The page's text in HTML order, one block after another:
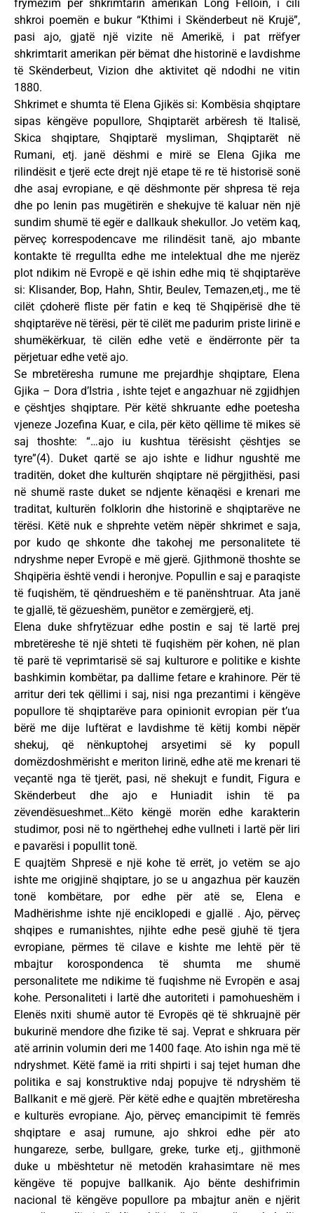
frymëzim për shkrimtarin amerikan Long Felloin, i cili
shkroi poemën e bukur “Kthimi i Skënderbeut në Krujë”,
pasi ajo, gjatë një vizite në Amerikë, i pat rrëfyer
shkrimtarit amerikan për bëmat dhe historinë e lavdishme
të Skënderbeut, Vizion dhe aktivitet që ndodhi ne vitin
1880.
Shkrimet e shumta të Elena Gjikës si: Kombësia shqiptare
sipas këngëve popullore, Shqiptarët arbëresh të Italisë,
Skica shqiptare, Shqiptarë mysliman, Shqiptarët në
Rumani, etj. janë dëshmi e mirë se Elena Gjika me
rilindësit e tjerë ecte drejt një etape të re të historisë sonë
dhe asaj evropiane, e që dëshmonte për shpresa të reja
dhe po lenin pas mugëtirën e shekujve të kaluar nën një
sundim shumë të egër e dallkauk shekullor. Jo vetëm kaq,
përveç korrespodencave me rilindësit tanë, ajo mbante
kontakte të rregullta edhe me intelektual dhe me njerëz
plot ndikim në Evropë e që ishin edhe miq të shqiptarëve
si: Klisander, Bop, Hahn, Shtir, Beulev, Temazen,etj., me të
cilët çdoherë fliste për fatin e keq të Shqipërisë dhe të
shqiptarëve në tërësi, për të cilët me padurim priste lirinë e
shumëkërkuar, të cilën edhe vetë e ëndërronte për ta
përjetuar edhe vetë ajo.
Se mbretëresha rumune me prejardhje shqiptare, Elena
Gjika – Dora d’Istria , ishte tejet e angazhuar në zgjidhjen
e çështjes shqiptare. Për këtë shkruante edhe poetesha
vjeneze Jozefina Kuar, e cila, për këto qëllime të mikes së
saj thoshte: “…ajo iu kushtua tërësisht çështjes se
tyre”(4). Duket qartë se ajo ishte e lidhur ngushtë me
traditën, doket dhe kulturën shqiptare në përgjithësi, pasi
në shumë raste duket se ndjente kënaqësi e krenari me
traditat, kulturën folklorin dhe historinë e shqiptarëve ne
tërësi. Këtë nuk e shprehte vetëm nëpër shkrimet e saja,
por kudo qe shkonte dhe takohej me personalitete të
ndryshme neper Evropë e më gjerë. Gjithmonë thoshte se
Shqipëria është vendi i heronjve. Popullin e saj e paraqiste
të fuqishëm, të qëndrueshëm e të panënshtruar. Ata janë
te gjallë, të gëzueshëm, punëtor e zemërgjerë, etj.
Elena duke shfrytëzuar edhe postin e saj të lartë prej
mbretëreshe të një shteti të fuqishëm për kohen, në plan
të parë të veprimtarisë së saj kulturore e politike e kishte
bashkimin kombëtar, pa dallime fetare e krahinore. Për të
arritur deri tek qëllimi i saj, nisi nga prezantimi i këngëve
popullore të shqiptarëve para opinionit evropian për t’ua
bërë me dije luftërat e lavdishme të këtij kombi nëpër
shekuj, që nënkuptohej arsyetimi së ky popull
domëzdoshmërisht e meriton lirinë, edhe atë me krenari të
veçantë nga të tjerët, pasi, në shekujt e fundit, Figura e
Skënderbeut dhe ajo e Huniadit ishin të pa
zëvendësueshmet…Këto këngë morën edhe karakterin
studimor, posi në to ngërthehej edhe vullneti i lartë për liri
e pavarësi i popullit tonë.
E quajtëm Shpresë e një kohe të errët, jo vetëm se ajo
ishte me origjinë shqiptare, jo se u angazhua për kauzën
tonë kombëtare, por edhe për atë se, Elena e
Madhërishme ishte një enciklopedi e gjallë . Ajo, përveç
shqipes e rumanishtes, njihte edhe pesë gjuhë të tjera
evropiane, përmes të cilave e kishte me lehtë për të
mbajtur korospondenca të shumta me shumë
personalitete me ndikime të fuqishme në Evropën e asaj
kohe. Personaliteti i lartë dhe autoriteti i pamohueshëm i
Elenës nxiti shumë autor të Evropës që të shkruajnë për
bukurinë mendore dhe fizike të saj. Veprat e shkruara për
atë arrinin volumin deri me 1400 faqe. Ato ishin nga më të
ndryshmet. Këtë famë ia rriti shpirti i saj tejet human dhe
politika e saj konstruktive ndaj popujve të ndryshëm të
Ballkanit e më gjerë. Për këtë edhe e quajtën mbretëresha
e kulturës evropiane. Ajo, përveç emancipimit të femrës
shqiptare e asaj rumune, ajo shkroi edhe për ato
hungareze, serbe, bullgare, greke, turke etj., gjithmonë
duke u mbështetur në metodën krahasimtare në mes
këngëve të popujve ballkanik. Ajo bënte deshifrimin
nacional të këngëve popullore pa mbajtur anën e njërit